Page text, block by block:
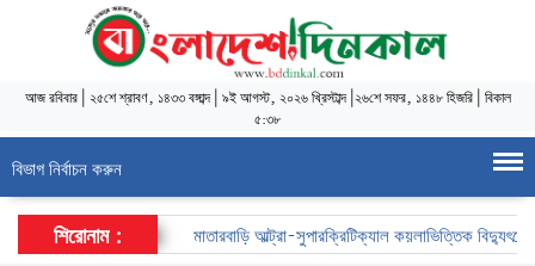
আজরবিবার| ২৫শে শ্রাবণ, ১৪৩৩ বঙ্গাব্দ| ৯ই আগস্ট, ২০২৬ খ্রিস্টাব্দ| ২৬শে সফর, ১৪৪৮ হিজরি| বিকাল
৫:৩৮
বিভাগ নির্বাচন করুন
শিরোনাম : মাতারবাড়ি আল্ট্রা-সুপারক্রিটিক্যাল কয়লাভিত্তিক